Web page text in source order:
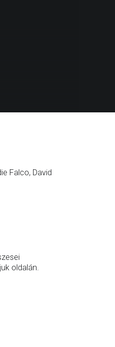
Falco, David
oldalán.